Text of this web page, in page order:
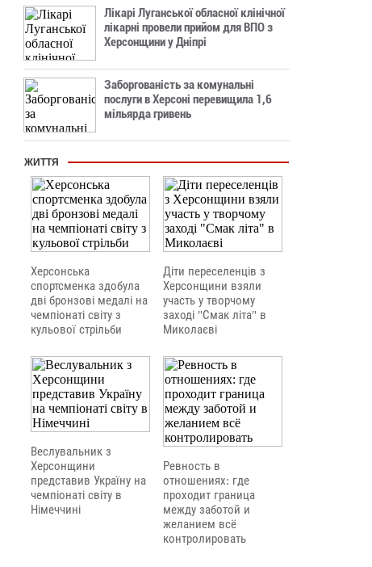
Лікарі Луганської обласної клінічної
лікарні провели прийом для ВПО з
Херсонщини у Дніпрі
Заборгованість за комунальні
послуги в Херсоні перевищила 1,6
мільярда гривень
ЖИТТЯ
Херсонська
спортсменка здобула
дві бронзові медалі на
чемпіонаті світу з
кульової стрільби
Діти переселенців з
Херсонщини взяли
участь у творчому
заході "Смак літа" в
Миколаєві
Веслувальник з
Херсонщини
представив Україну на
чемпіонаті світу в
Німеччині
Ревность в
отношениях: где
проходит граница
между заботой и
желанием всё
контролировать